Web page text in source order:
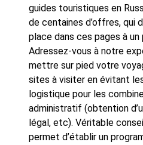
guides touristiques en
de centaines d’offres, qui
place dans ces pages à un
Adressez-vous à notre
mettre sur pied votre
sites à visiter en évitant
logistique pour les
administratif (obtention
légal, etc). Véritable
permet d’établir un